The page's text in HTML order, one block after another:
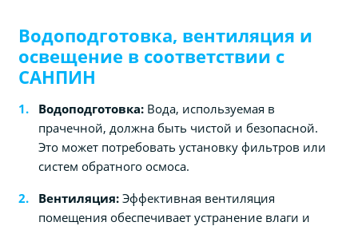
Водоподготовка, вентиляция и
освещение в соответствии с
САНПИН
Водоподготовка: Вода, используемая в
прачечной, должна быть чистой и безопасной.
Это может потребовать установку фильтров или
систем обратного осмоса.
Вентиляция: Эффективная вентиляция
помещения обеспечивает устранение влаги и